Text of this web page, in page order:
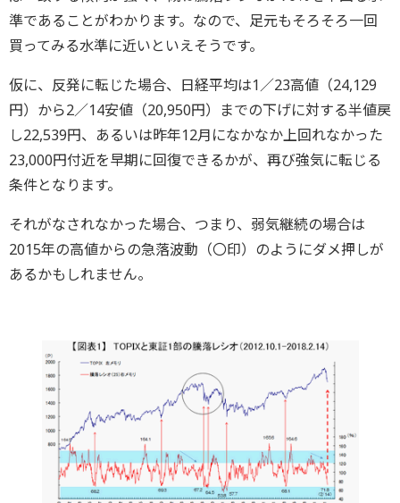
準であることがわかります。なので、足元もそろそろ一回
買ってみる水準に近いといえそうです。
仮に、反発に転じた場合、日経平均は1／23高値（24,129
円）から2／14安値（20,950円）までの下げに対する半値戻
し22,539円、あるいは昨年12月になかなか上回れなかった
23,000円付近を早期に回復できるかが、再び強気に転じる
条件となります。
それがなされなかった場合、つまり、弱気継続の場合は
2015年の高値からの急落波動（〇印）のようにダメ押しが
あるかもしれません。